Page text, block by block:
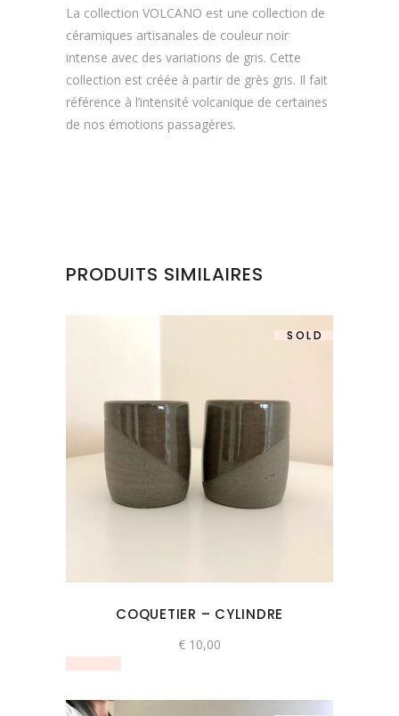
La collection VOLCANO est une collection de
céramiques artisanales de couleur noir
intense avec des variations de gris. Cette
collection est créée à partir de grès gris. Il fait
référence à l’intensité volcanique de certaines
de nos émotions passagères.
PRODUITS SIMILAIRES
SOLD
COQUETIER – CYLINDRE
€ 10,00